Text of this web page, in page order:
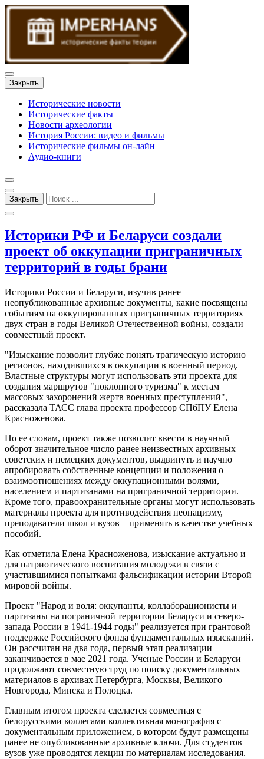
Закрыть
Исторические новости
Исторические факты
Новости археологии
История России: видео и фильмы
Исторические фильмы он-лайн
Аудио-книги
Закрыть
Историки РФ и Беларуси создали
проект об оккупации приграничных
территорий в годы брани
Историки России и Беларуси, изучив ранее
неопубликованные архивные документы, какие посвящены
событиям на оккупированных приграничных территориях
двух стран в годы Великой Отечественной войны, создали
совместный проект.
"Изыскание позволит глубже понять трагическую историю
регионов, находившихся в оккупации в военный период.
Властные структуры могут использовать эти проекта для
создания маршрутов "поклонного туризма" к местам
массовых захоронений жертв военных преступлений", –
рассказала ТАСС глава проекта профессор СПбПУ Елена
Красноженова.
По ее словам, проект также позволит ввести в научный
оборот значительное число ранее неизвестных архивных
советских и немецких документов, выдвинуть и научно
апробировать собственные концепции и положения о
взаимоотношениях между оккупационными волями,
населением и партизанами на приграничной территории.
Кроме того, правоохранительные органы могут использовать
материалы проекта для противодействия неонацизму,
преподаватели школ и вузов – применять в качестве учебных
пособий.
Как отметила Елена Красноженова, изыскание актуально и
для патриотического воспитания молодежи в связи с
участившимися попытками фальсификации истории Второй
мировой войны.
Проект "Народ и воля: оккупанты, коллаборационисты и
партизаны на пограничной территории Беларуси и северо-
запада России в 1941-1944 годы" реализуется при грантовой
поддержке Российского фонда фундаментальных изысканий.
Он рассчитан на два года, первый этап реализации
заканчивается в мае 2021 года. Ученые России и Беларуси
продолжают совместную труд по поиску документальных
материалов в архивах Петербурга, Москвы, Великого
Новгорода, Минска и Полоцка.
Главным итогом проекта сделается совместная с
белорусскими коллегами коллективная монография с
документальным приложением, в котором будут размещены
ранее не опубликованные архивные ключи. Для студентов
вузов уже проводятся лекции по материалам исследования.